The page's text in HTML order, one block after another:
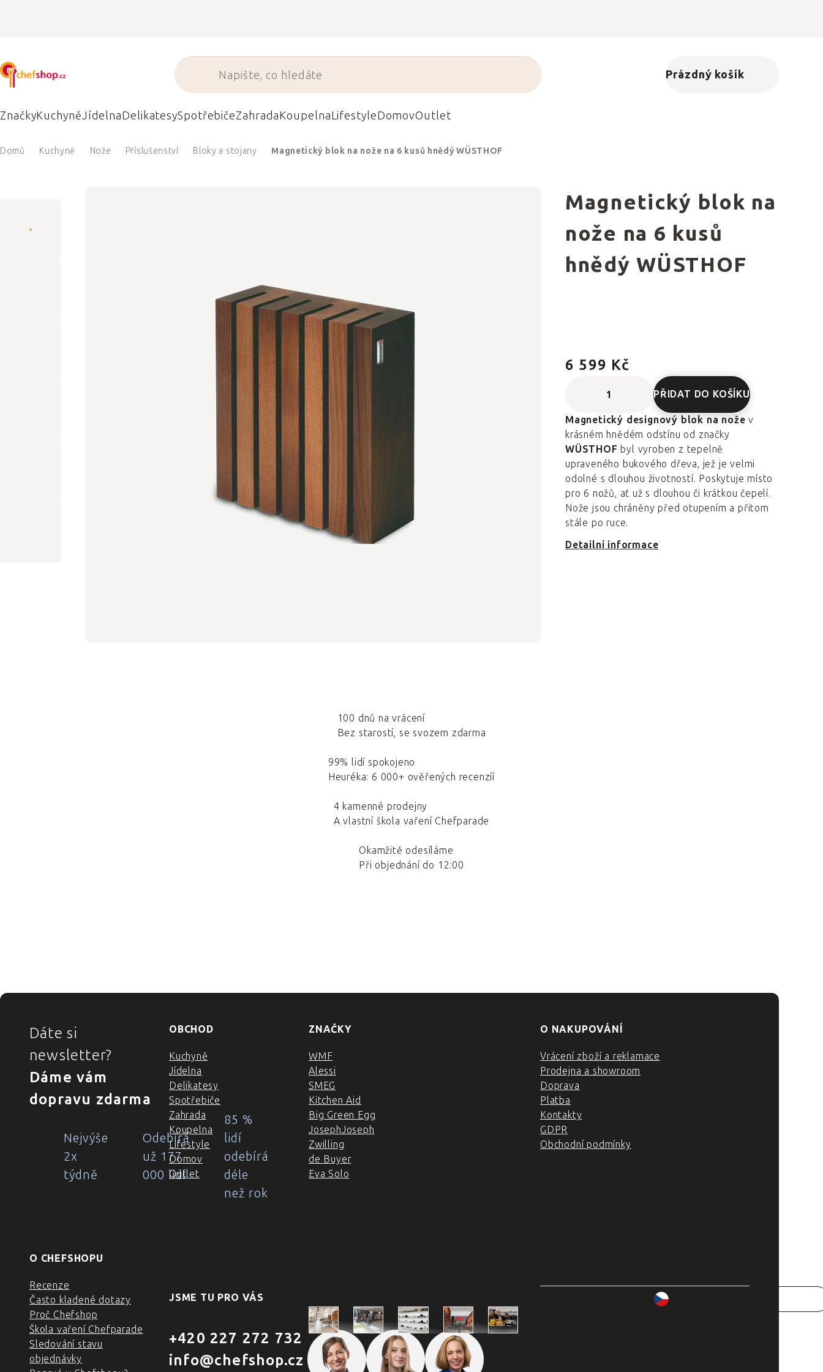
Nákupní košík
Prázdný košík
ZnačkyKuchyněJídelnaDelikatesySpotřebičeZahradaKoupelnaLifestyleDomovOutlet
Domů Kuchyně Nože Příslušenství Bloky a stojany Magnetický blok na nože na 6 kusů hnědý WÜSTHOF
Magnetický blok na
nože na 6 kusů
hnědý WÜSTHOF
6 599 Kč
PŘIDAT DO KOŠÍKU
Magnetický designový blok na nožev
krásném hnědém odstínu od značky
WÜSTHOF byl vyroben z tepelně
upraveného bukového dřeva, jež je velmi
odolné s dlouhou životností. Poskytuje místo
pro 6 nožů, ať už s dlouhou či krátkou čepelí.
Nože jsou chráněny před otupením a přitom
stále po ruce.
Detailní informace
100 dnů na vrácení
Bez starostí, se svozem zdarma
99% lidí spokojeno
Heuréka: 6 000+ ověřených recenzíí
4 kamenné prodejny
A vlastní škola vaření Chefparade
Okamžitě odesíláme
Při objednání do 12:00
ZÁPATÍ
Dáte si
newsletter?
Dáme vám
dopravu zdarma
Nejvýše
2x
týdně
Odebírá
už 177
000 lidí
85 %
lidí
odebírá
déle
než rok
OBCHOD
Kuchyně
Jídelna
Delikatesy
Spotřebiče
Zahrada
Koupelna
Lifestyle
Domov
Outlet
ZNAČKY
WMF
Alessi
SMEG
Kitchen Aid
Big Green Egg
JosephJoseph
Zwilling
de Buyer
Eva Solo
O NAKUPOVÁNÍ
Vrácení zboží a reklamace
Prodejna a showroom
Doprava
Platba
Kontakty
GDPR
Obchodní podmínky
O CHEFSHOPU
Recenze
Často kladené dotazy
Proč Chefshop
Škola vaření Chefparade
Sledování stavu
objednávky
JSME TU PRO VÁS
+420 227 272 732
info@chefshop.cz
Praha Praha
Outlet
Brno
www.chefshop.cz